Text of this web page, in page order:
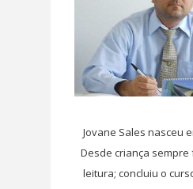
Jovane Sales nasceu
Desde criança
leitura; concluiu o